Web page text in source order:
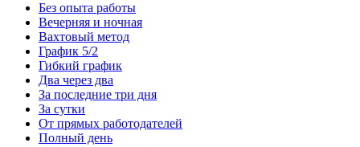
Без опыта работы
Вечерняя и ночная
Вахтовый метод
График 5/2
Гибкий график
Два через два
За последние три дня
За сутки
От прямых работодателей
Полный день